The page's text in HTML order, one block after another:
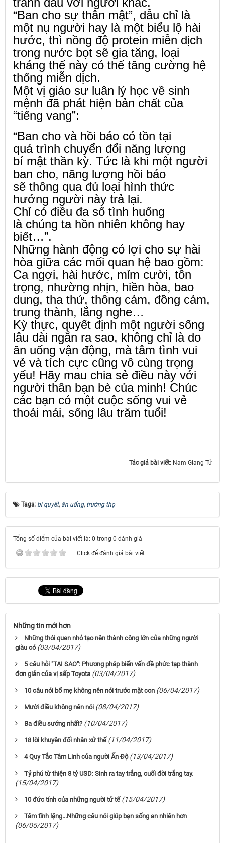
“Ban cho sự thân mật”, dẫu chỉ là
một nụ người hay là một biểu lộ hài
hước, thì nồng độ protein miễn dịch
trong nước bọt sẽ gia tăng, loại
kháng thể này có thể tăng cường hệ
thống miễn dịch.
Một vị giáo sư luân lý học về sinh
mệnh đã phát hiện bản chất của
“tiếng vang”:
“Ban cho và hồi báo có tồn tại
quá trình chuyển đổi năng lượng
bí mật thần kỳ. Tức là khi một người
ban cho, năng lượng hồi báo
sẽ thông qua đủ loại hình thức
hướng người này trả lại.
Chỉ có điều đa số tình huống
là chúng ta hồn nhiên không hay
biết…”.
Những hành động có lợi cho sự hài
hòa giữa các mối quan hệ bao gồm:
Ca ngợi, hài hước, mỉm cười, tôn
trọng, nhường nhịn, hiền hòa, bao
dung, tha thứ, thông cảm, đồng cảm,
trung thành, lắng nghe…
Kỳ thực, quyết định một người sống
lâu dài ngắn ra sao, không chỉ là do
ăn uống vận động, mà tâm tình vui
vẻ và tích cực cũng vô cùng trọng
yếu! Hãy mau chia sẻ điều này với
người thân bạn bè của minh! Chúc
các bạn có một cuộc sống vui vẻ
thoải mái, sống lâu trăm tuổi!
Tác giả bài viết: Nam Giang Tử
Tags: bí quyết, ăn uống, trường thọ
Tổng số điểm của bài viết là: 0 trong 0 đánh giá
Click để đánh giá bài viết
Những tin mới hơn
Những thói quen nhỏ tạo nên thành công lớn của những người
giàu có (03/04/2017)
5 câu hỏi "TẠI SAO": Phương pháp biến vấn đề phức tạp thành
đơn giản của vị sếp Toyota (03/04/2017)
10 câu nói bố mẹ không nên nói trước mặt con (06/04/2017)
Mười điều không nên nói (08/04/2017)
Ba điều sướng nhất? (10/04/2017)
18 lời khuyên đối nhân xử thế (11/04/2017)
4 Quy Tắc Tâm Linh của người Ấn Độ (13/04/2017)
Tỷ phú từ thiện 8 tỷ USD: Sinh ra tay trắng, cuối đời trắng tay.
(15/04/2017)
10 đức tính của những người tử tế (15/04/2017)
Tâm tĩnh lặng...Những câu nói giúp bạn sống an nhiên hơn
(06/05/2017)